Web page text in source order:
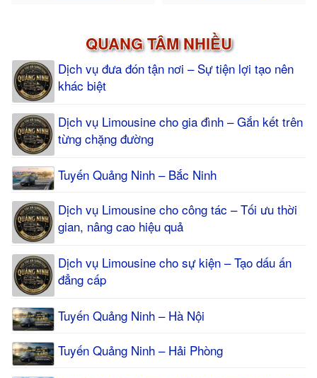
QUANG TÂM NHIỀU
Dịch vụ đưa đón tận nơi – Sự tiện lợi tạo nên
khác biệt
Dịch vụ Limousine cho gia đình – Gắn kết trên
từng chặng đường
Tuyến Quảng Ninh – Bắc Ninh
Dịch vụ Limousine cho công tác – Tối ưu thời
gian, nâng cao hiệu quả
Dịch vụ Limousine cho sự kiện – Tạo dấu ấn
đẳng cấp
Tuyến Quảng Ninh – Hà Nội
Tuyến Quảng Ninh – Hải Phòng